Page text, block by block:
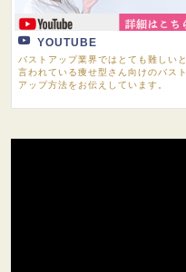
YOUTUBE
バストアップ業界ではとても難しいと
言われている痩せ型さん向けのバスト
アップ方法をお伝えしています。